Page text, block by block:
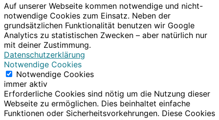
Auf unserer Webseite kommen notwendige und nicht-
notwendige Cookies zum Einsatz. Neben der
grundsätzlichen Funktionalität benutzen wir Google
Analytics zu statistischen Zwecken – aber natürlich nur
mit deiner Zustimmung.
Datenschutzerklärung
Notwendige Cookies
Notwendige Cookies
immer aktiv
Erforderliche Cookies sind nötig um die Nutzung dieser
Webseite zu ermöglichen. Dies beinhaltet einfache
Funktionen oder Sicherheitsvorkehrungen. Diese Cookies